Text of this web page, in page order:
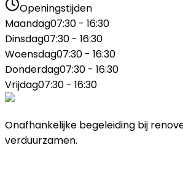
Openingstijden
Maandag07:30 - 16:30
Dinsdag07:30 - 16:30
Woensdag07:30 - 16:30
Donderdag07:30 - 16:30
Vrijdag07:30 - 16:30
Onafhankelijke begeleiding bij
verduurzamen.